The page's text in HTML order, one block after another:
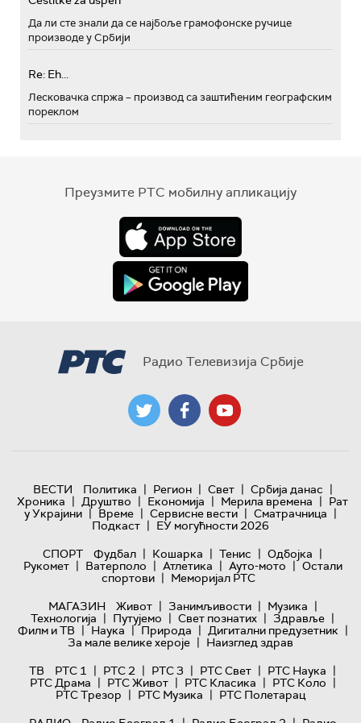
Да ли сте знали да се најбоље грамофонске ручице
производе у Србији
Re: Eh...
Лесковачка спржа – производ са заштићеним географским
пореклом
Преузмите РТС мобилну апликацију
Радио Телевизија Србије
ВЕСТИ Политика | Регион | Свет | Србија данас |
Хроника | Друштво | Економија | Мерила времена | Рат
у Украјини | Време | Сервисне вести | Сматрачница |
Подкаст | ЕУ могућности 2026
СПОРТ
Фудбал | Кошарка | Тенис | Одбојка |
Рукомет | Ватерполо | Атлетика | Ауто-мото | Остали
спортови | Меморијал РТС
МАГАЗИН
Живот | Занимљивости | Музика |
Технологијa | Путујемо | Свет познатих | Здравље |
Филм и ТВ | Наука | Природа | Дигитални предузетник |
За мале велике хероје | Наизглед здрав
ТВ
РТС 1 | РТС 2 | РТС 3 | РТС Свет | РТС Наука |
РТС Драма | РТС Живот | РТС Класика | РТС Коло |
РТС Трезор | РТС Музика | РТС Полетарац